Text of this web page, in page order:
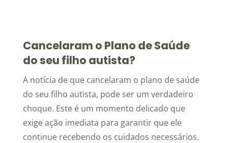
Cancelaram o Plano de Saúde
do seu filho autista?
A notícia de que cancelaram o plano de saúde
do seu filho autista, pode ser um verdadeiro
choque. Este é um momento delicado que
exige ação imediata para garantir que ele
continue recebendo os cuidados necessários.